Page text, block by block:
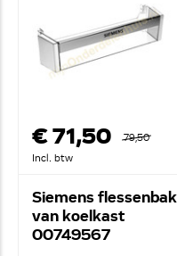
€ 71,50
79,50
Incl. btw
Siemens flessenbak
van koelkast
00749567